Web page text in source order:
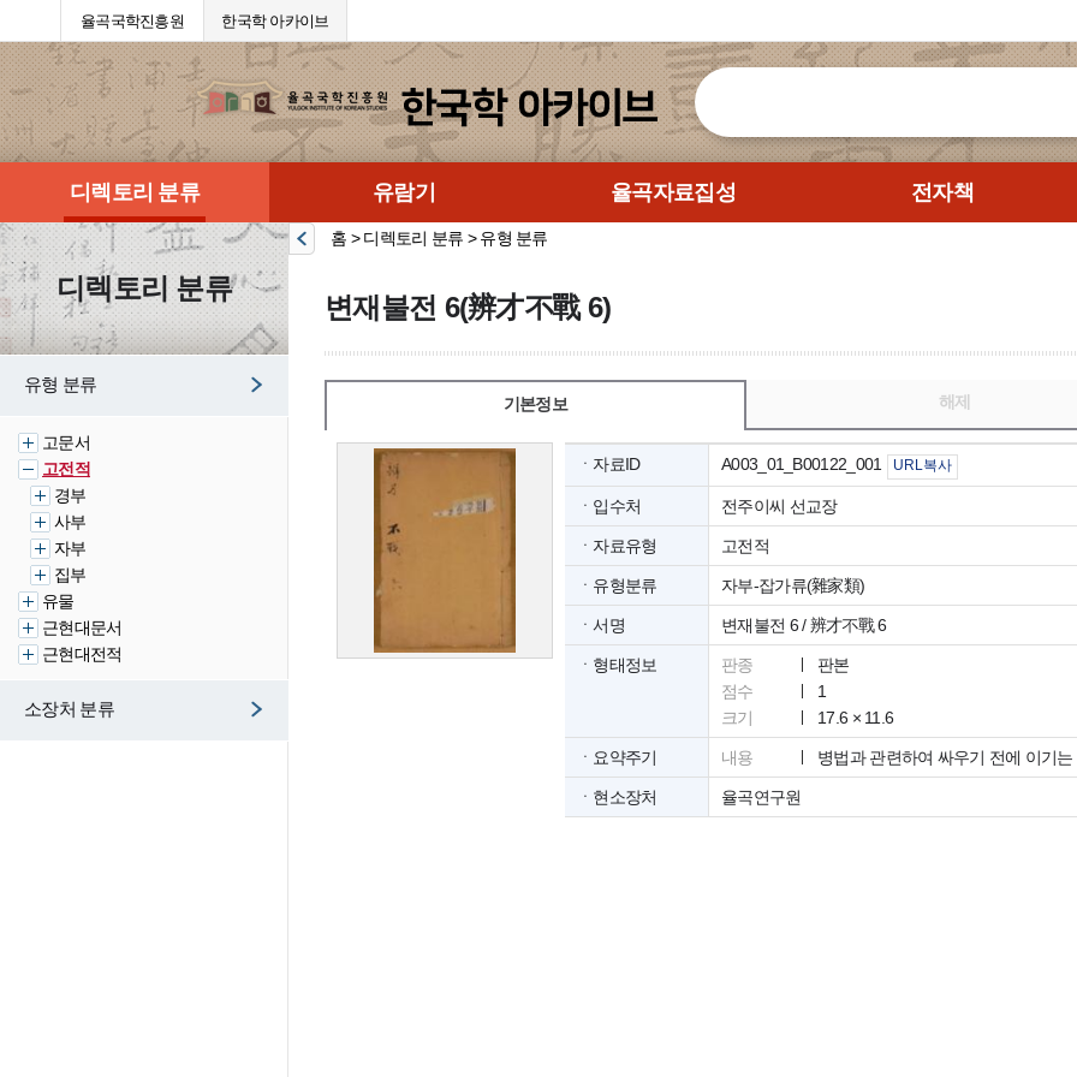
율곡국학진흥원 한국학 아카이브
디렉토리 분류 유람기 율곡자료집성 전자책
디렉토리 분류
유형 분류
고문서
고전적
경부
사부
자부
집부
유물
근현대문서
근현대전적
소장처 분류
홈 > 디렉토리 분류 > 유형 분류
변재불전 6(辨才不戰 6)
기본정보 해제
ㆍ자료ID A003_01_B00122_001 URL복사
ㆍ입수처 전주이씨 선교장
ㆍ자료유형 고전적
ㆍ유형분류 자부-잡가류(雜家類)
ㆍ서명 변재불전 6 / 辨才不戰 6
ㆍ형태정보 판종
판본
점수
1
크기
17.6 × 11.6
ㆍ요약주기 내용 병법과 관련하여 싸우기 전에 이기
ㆍ현소장처 율곡연구원